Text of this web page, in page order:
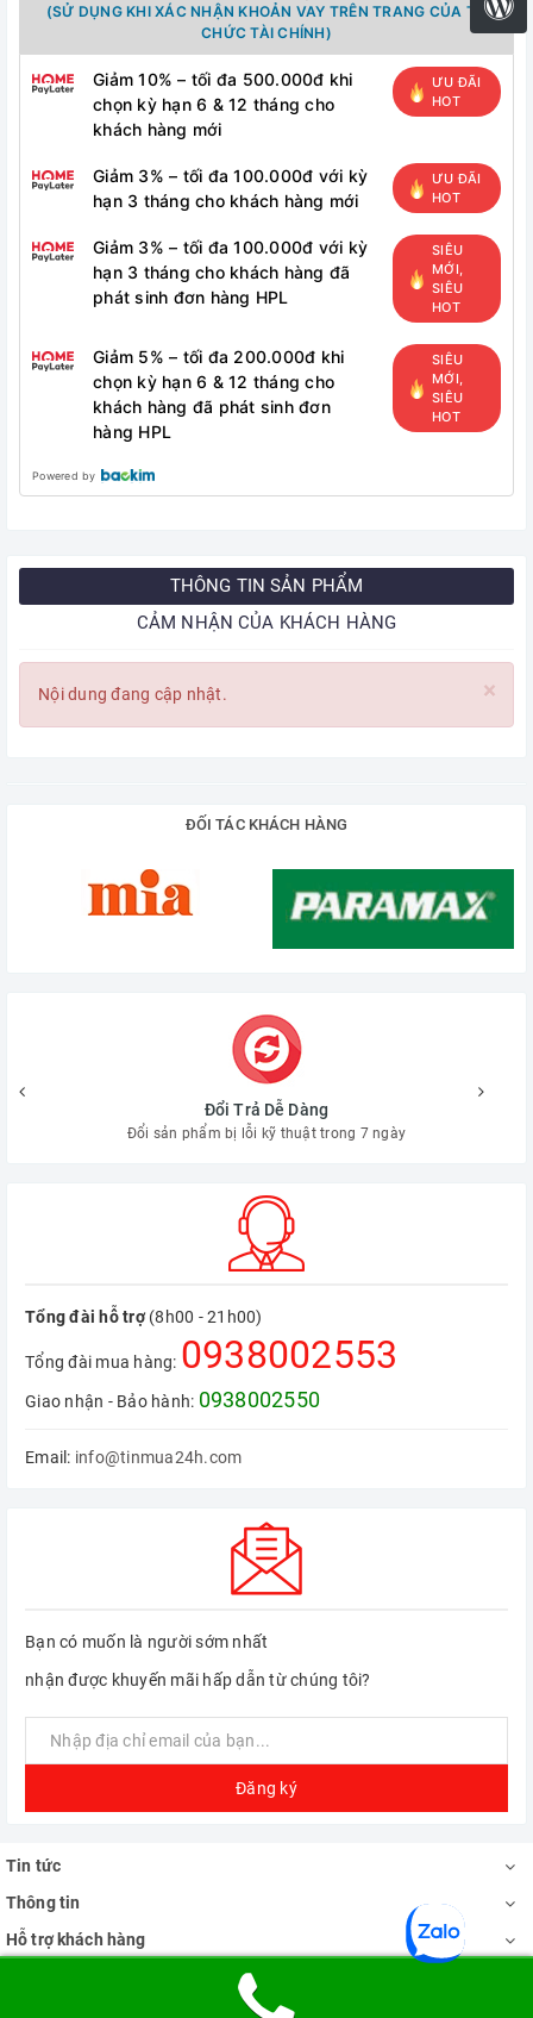
(SỬ DỤNG KHI XÁC NHẬN KHOẢN VAY TRÊN TRANG CỦA TỔ
CHỨC TÀI CHÍNH)
Giảm 10% – tối đa 500.000đ khi
chọn kỳ hạn 6 & 12 tháng cho
khách hàng mới
ƯU ĐÃI
HOT
Giảm 3% – tối đa 100.000đ với kỳ
hạn 3 tháng cho khách hàng mới
ƯU ĐÃI
HOT
Giảm 3% – tối đa 100.000đ với kỳ
hạn 3 tháng cho khách hàng đã
phát sinh đơn hàng HPL
SIÊU
MỚI,
SIÊU
HOT
Giảm 5% – tối đa 200.000đ khi
chọn kỳ hạn 6 & 12 tháng cho
khách hàng đã phát sinh đơn
hàng HPL
SIÊU
MỚI,
SIÊU
HOT
Powered by
THÔNG TIN SẢN PHẨM
CẢM NHẬN CỦA KHÁCH HÀNG
×
Nội dung đang cập nhật.
ĐỐI TÁC KHÁCH HÀNG
Hậu Mãi Chu Đáo
Tận tình chăm sóc khách hàng suốt dòng đời sản phẩm
Tổng đài hỗ trợ(8h00 - 21h00)
Tổng đài mua hàng: 0938002553
Giao nhận - Bảo hành: 0938002550
Email: info@tinmua24h.com
Bạn có muốn là người sớm nhất
nhận được khuyến mãi hấp dẫn từ chúng tôi?
Đăng ký
Tin tức
Thông tin
Hỗ trợ khách hàng